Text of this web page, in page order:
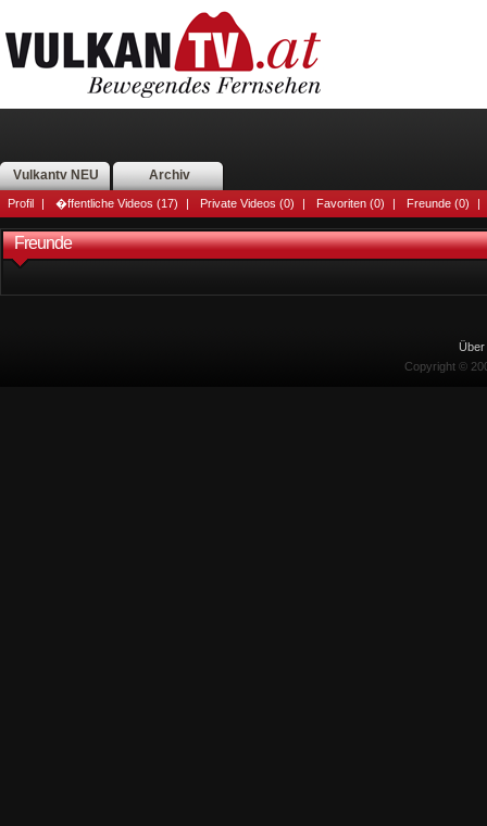
Vulkantv NEU Archiv
Profil | �ffentliche Videos (17) | Private Videos (0) | Favoriten (0) | Freunde (0) |
Freunde
Über
Copyright ©